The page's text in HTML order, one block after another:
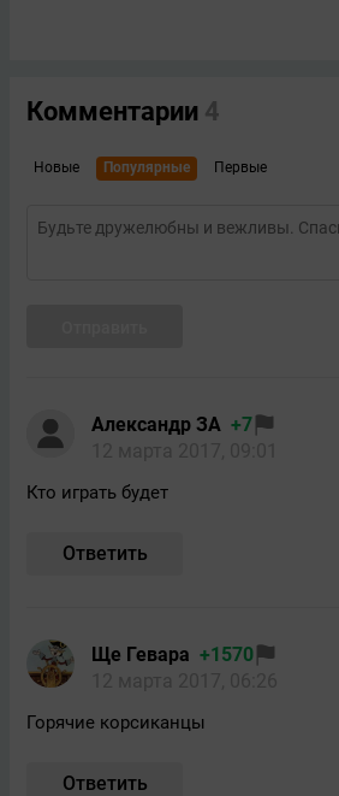
Комментарии 4
Новые Популярные Первые
Александр ЗА +7
Кто играть будет
Ответить
Ще Гевара +1570
Горячие корсиканцы
Ответить